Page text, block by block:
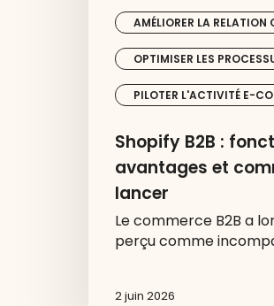
AMÉLIORER LA RELATION
OPTIMISER LES
PILOTER L'ACTIVITÉ E-
Shopify B2B :
avantages et
lancer
Le commerce B2B a
perçu comme
2 juin 2026